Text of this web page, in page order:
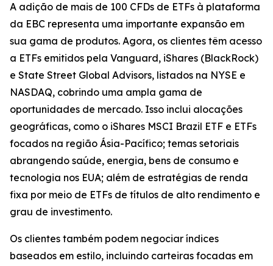
A adição de mais de 100 CFDs de ETFs à plataforma
da EBC representa uma importante expansão em
sua gama de produtos. Agora, os clientes têm acesso
a ETFs emitidos pela Vanguard, iShares (BlackRock)
e State Street Global Advisors, listados na NYSE e
NASDAQ, cobrindo uma ampla gama de
oportunidades de mercado. Isso inclui alocações
geográficas, como o iShares MSCI Brazil ETF e ETFs
focados na região Ásia-Pacífico; temas setoriais
abrangendo saúde, energia, bens de consumo e
tecnologia nos EUA; além de estratégias de renda
fixa por meio de ETFs de títulos de alto rendimento e
grau de investimento.
Os clientes também podem negociar índices
baseados em estilo, incluindo carteiras focadas em